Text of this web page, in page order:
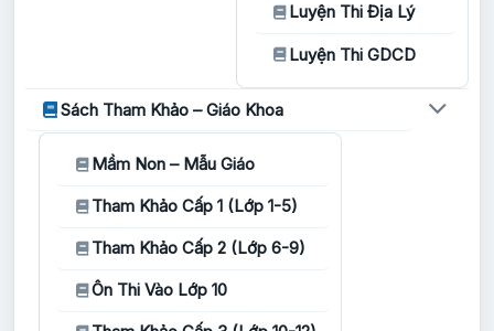
Luyện Thi Địa Lý
Luyện Thi GDCD
Sách Tham Khảo – Giáo Khoa
Mầm Non – Mẫu Giáo
Tham Khảo Cấp 1 (Lớp 1-5)
Tham Khảo Cấp 2 (Lớp 6-9)
Ôn Thi Vào Lớp 10